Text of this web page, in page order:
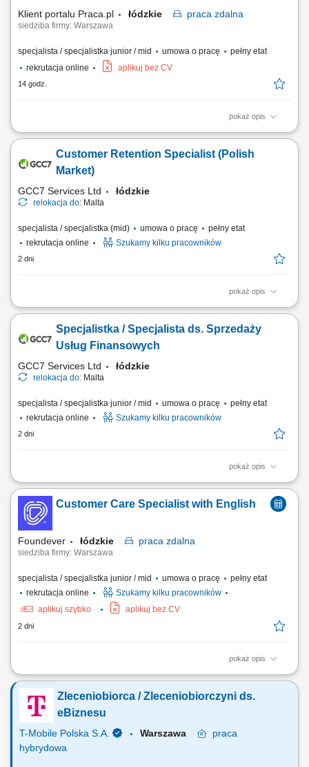
Klient portalu Praca.pl łódzkie praca zdalna
siedziba firmy: Warszawa
specjalista / specjalistka junior / mid umowa o pracę
pełny etat
rekrutacja online
aplikuj bez CV
14 godz.
pokaż opis
zapewnianie profesjonalnej obsługi klienta w języku angielskim
użytkowników; odpowiadanie na pytania klientów i pomoc w
rozwiązywaniu bieżących problemów; diagnozowanie podstawowych
Customer Retention Specialist (Polish
Market)
GCC7 Services Ltd łódzkie
relokacja do: Malta
specjalista / specjalistka (mid) umowa o pracę
pełny etat
rekrutacja online
Szukamy kilku pracowników
2 dni
pokaż opis
Twoje zadania: Prowadzenie rozmów telefonicznych z klientami
edukacją finansową. Budowanie trwałych relacji z klientami i rozwijanie
współpracy z partnerami biznesowymi. Realizacja planów
Specjalistka / Specjalista ds. Sprzedaży
Usług Finansowych
GCC7 Services Ltd łódzkie
relokacja do: Malta
specjalista / specjalistka junior / mid umowa o pracę
pełny etat
rekrutacja online
Szukamy kilku pracowników
2 dni
pokaż opis
Zakres obowiązków: Telefoniczny kontakt z klientami zainteresowanymi
produktami firmy. Sprzedaż usług finansowych oraz szkoleń z zakresu
edukacji finansowej. Pozyskiwanie nowych klientów oraz rozwijanie
relacji z obecnymi. Współpraca z kluczowymi partnerami biznesowymi.
Praca nad realizacją...
Customer Care Specialist with English
Foundever łódzkie praca zdalna
siedziba firmy: Warszawa
specjalista / specjalistka junior / mid umowa o pracę
pełny etat
rekrutacja online
Szukamy kilku pracowników
aplikuj szybko
aplikuj bez CV
2 dni
pokaż opis
Location: Gdańsk or Warsaw, Poland Contract type: Fixed-term contract
(3 months) Work model: On-site training followed by remote work Your
responsibilities Provide premium customer care. Support customers with
product-related questions, orders, account inquiries, and general
assistance. Guide...
Zleceniobiorca / Zleceniobiorczyni ds.
eBiznesu
T-Mobile Polska S.A. Warszawa
praca
hybrydowa